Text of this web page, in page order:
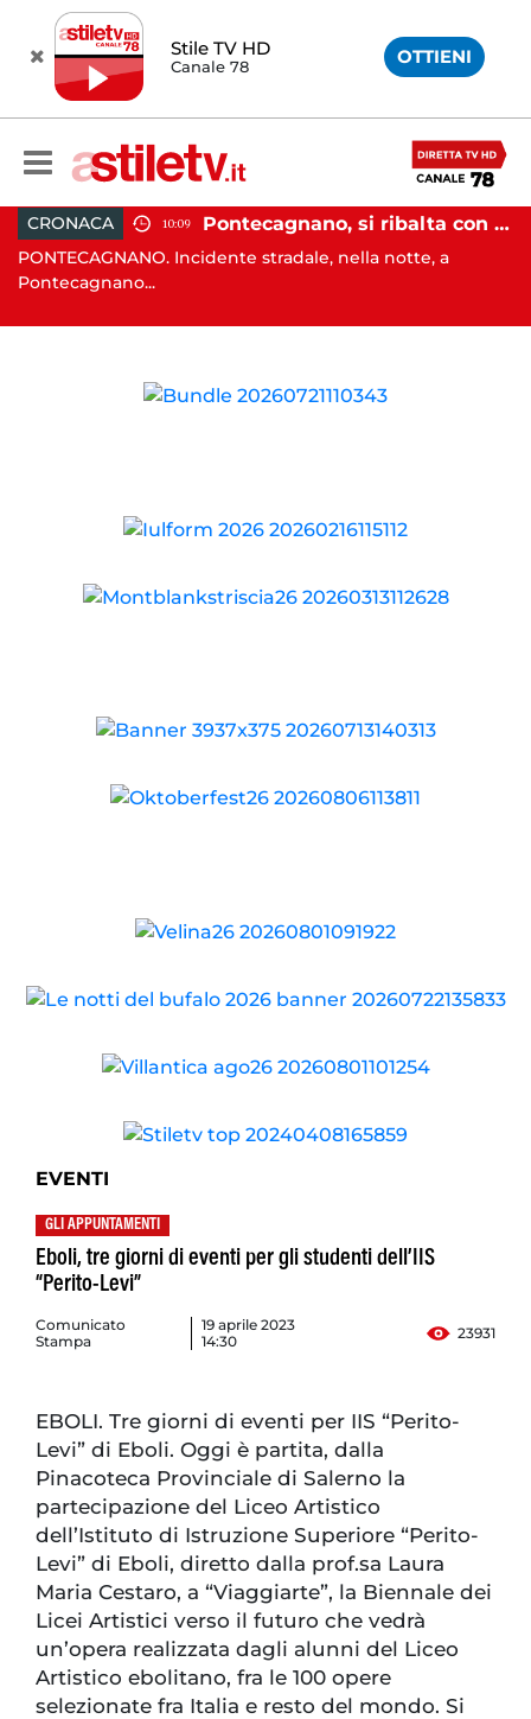
Stile TV HD
Canale 78 OTTIENI
CRONACA 10:09 Pontecagnano, si ribalta con l'auto alla rotatoria: giovane ferito
PONTECAGNANO. Incidente stradale, nella notte, a
Pontecagnano...
EVENTI
GLI APPUNTAMENTI
Eboli, tre giorni di eventi per gli studenti dell’IIS
“Perito-Levi”
Comunicato
Stampa
19 aprile 2023
14:30
23931
EBOLI. Tre giorni di eventi per IIS “Perito-
Levi” di Eboli. Oggi è partita, dalla
Pinacoteca Provinciale di Salerno la
partecipazione del Liceo Artistico
dell’Istituto di Istruzione Superiore “Perito-
Levi” di Eboli, diretto dalla prof.sa Laura
Maria Cestaro, a “Viaggiarte”, la Biennale dei
Licei Artistici verso il futuro che vedrà
un’opera realizzata dagli alunni del Liceo
Artistico ebolitano, fra le 100 opere
selezionate fra Italia e resto del mondo. Si